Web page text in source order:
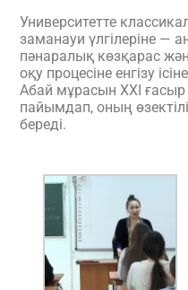
Университетте
заманауи үлгілеріне —
пәнаралық көзқарас
оқу процесіне енгізу
Абай мұрасын XXI
пайымдап, оның
береді.